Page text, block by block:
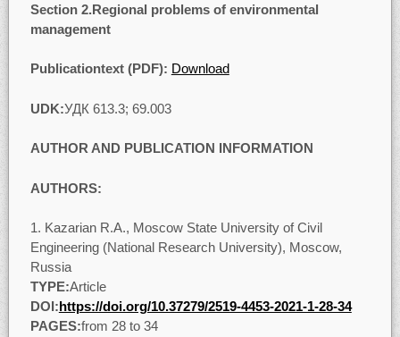
Section 2.Regional problems of environmental
management
Publicationtext (PDF): Download
UDK:УДК 613.3; 69.003
AUTHOR AND PUBLICATION INFORMATION
AUTHORS:
Kazarian R.A., Moscow State University of Civil
Engineering (National Research University), Moscow,
Russia
TYPE:Article
DOI:https://doi.org/10.37279/2519-4453-2021-1-28-34
PAGES:from 28 to 34